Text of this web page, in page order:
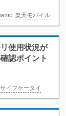
楽天モバイル
使用状況が
認ポイント
イフケータイ